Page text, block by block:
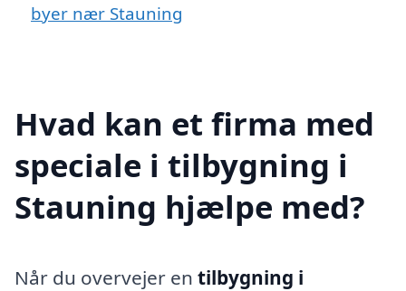
byer nær Stauning
Hvad kan et firma med
speciale i tilbygning i
Stauning hjælpe med?
Når du overvejer en tilbygning i